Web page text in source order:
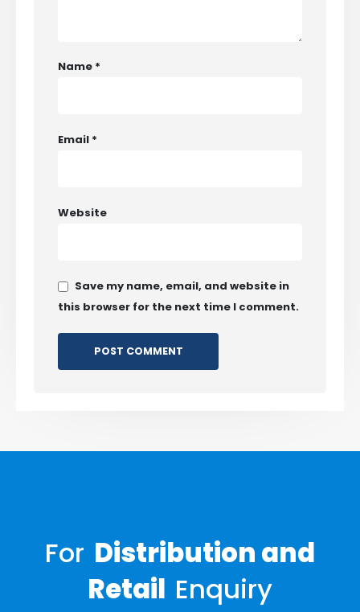
Name *
Email *
Website
Save my name, email, and website in
this browser for the next time I comment.
For Distribution and
Retail Enquiry